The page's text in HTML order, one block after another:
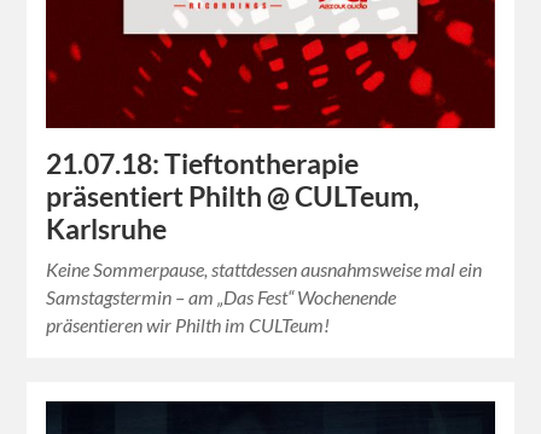
21.07.18: Tieftontherapie
präsentiert Philth @ CULTeum,
Karlsruhe
Keine Sommerpause, stattdessen ausnahmsweise mal ein
Samstagstermin – am „Das Fest“ Wochenende
präsentieren wir Philth im CULTeum!